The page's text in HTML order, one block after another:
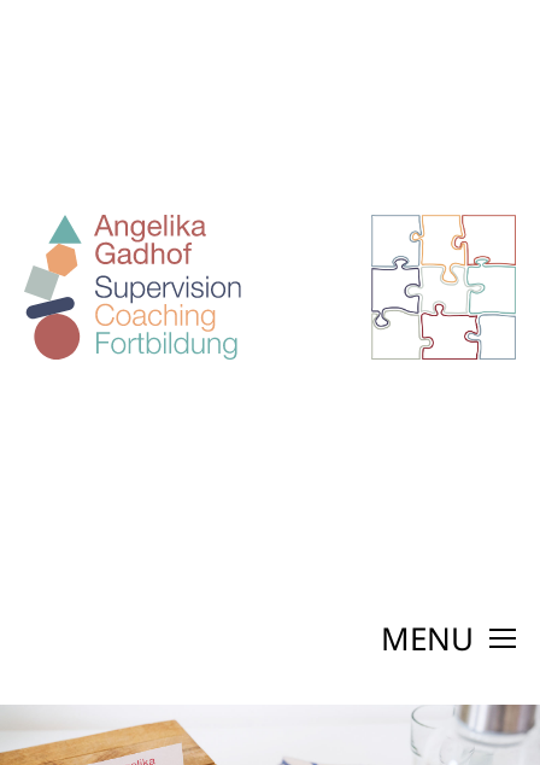
MENU
COACHING
FORTBILDUNG